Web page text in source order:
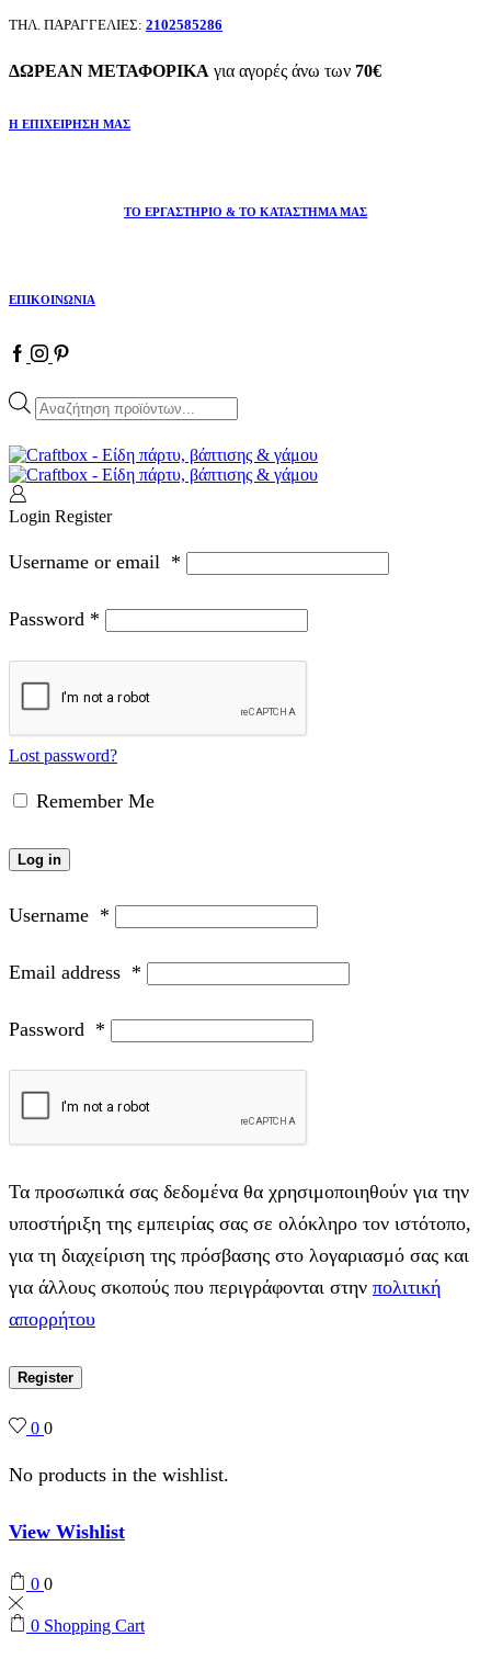
ΤΗΛ. ΠΑΡΑΓΓΕΛΙΕΣ: 2102585286
ΔΩΡΕΑΝ ΜΕΤΑΦΟΡΙΚΑ για αγορές άνω των 70€
Η ΕΠΙΧΕΙΡΗΣΗ ΜΑΣ
ΤΟ ΕΡΓΑΣΤΗΡΙΟ & ΤΟ ΚΑΤΑΣΤΗΜΑ ΜΑΣ
ΕΠΙΚΟΙΝΩΝΙΑ
Facebook
Instagram
Pinterest
Products
search
Login Register
Username or email *
Password *
Lost password?
Remember Me
Log in
Username *
Email address *
Password *
Τα προσωπικά σας δεδομένα θα χρησιμοποιηθούν για την
υποστήριξη της εμπειρίας σας σε ολόκληρο τον ιστότοπο,
για τη διαχείριση της πρόσβασης στο λογαριασμό σας και
για άλλους σκοπούς που περιγράφονται στην πολιτική
απορρήτου
Register
0 0
No products in the wishlist.
View Wishlist
0 0
0 Shopping Cart